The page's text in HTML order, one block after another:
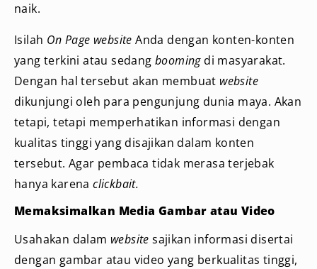
naik.
Isilah On Page websiteAnda dengan konten-konten
yang terkini atau sedang boomingdi masyarakat.
Dengan hal tersebut akan membuat website
dikunjungi oleh para pengunjung dunia maya. Akan
tetapi, tetapi memperhatikan informasi dengan
kualitas tinggi yang disajikan dalam konten
tersebut. Agar pembaca tidak merasa terjebak
hanya karenaclickbait.
Memaksimalkan Media Gambar atau Video
Usahakan dalam websitesajikan informasi disertai
dengan gambar atau video yang berkualitas tinggi,